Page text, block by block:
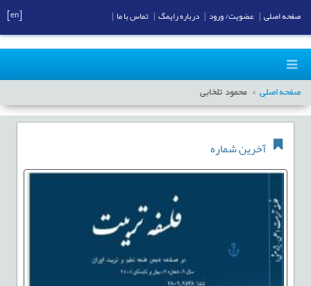
صفحه اصلی محمود تلخابی
آخرین شماره
صفحه اصلی عضویت/ ورود درباره رایمگ تماس با ما